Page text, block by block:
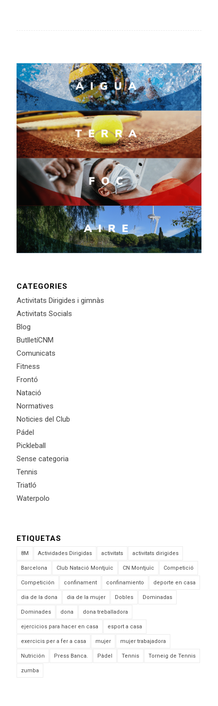
CATEGORIES
Activitats Dirigides i gimnàs
Activitats Socials
Blog
ButlletíCNM
Comunicats
Fitness
Frontó
Natació
Normatives
Noticies del Club
Pádel
Pickleball
Sense categoria
Tennis
Triatló
Waterpolo
ETIQUETAS
8M Actividades Dirigidas activitats activitats dirigides
Barcelona Club Natació Montjuïc CN Montjuïc Competició
Competición confinament confinamiento deporte en casa
dia de la dona dia de la mujer Dobles Dominadas
Dominades dona dona treballadora
ejercicios para hacer en casa esport a casa
exercicis per a fer a casa mujer mujer trabajadora
Nutrición Press Banca. Pàdel Tennis Torneig de Tennis
zumba